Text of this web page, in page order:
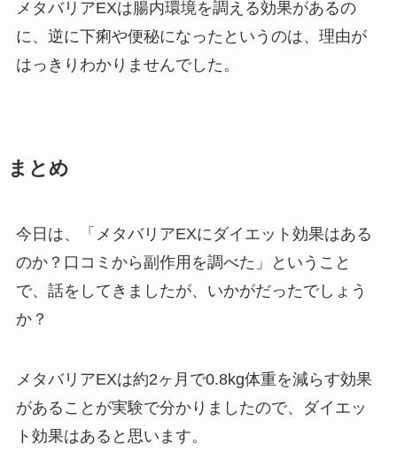
メタバリアEXは腸内環境を調える効果があるの
に、逆に下痢や便秘になったというのは、理由が
はっきりわかりませんでした。
まとめ
今日は、「メタバリアEXにダイエット効果はある
のか？口コミから副作用を調べた」ということ
で、話をしてきましたが、いかがだったでしょう
か？
メタバリアEXは約2ヶ月で0.8kg体重を減らす効果
があることが実験で分かりましたので、ダイエッ
ト効果はあると思います。